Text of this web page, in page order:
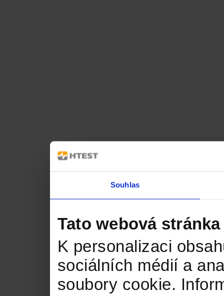
Souhlas
Tato webová
K personalizaci
sociálních médií a
soubory cookie.